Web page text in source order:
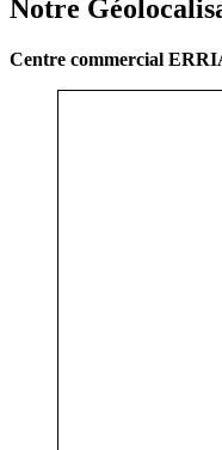
Notre
Centre commercial